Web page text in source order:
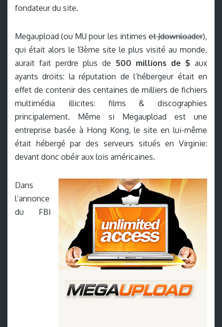
fondateur du site.
Megaupload (ou MU pour les intimeset Jdownloader),
qui était alors le 13ème site le plus visité au monde,
aurait fait perdre plus de 500 millions de $ aux
ayants droits: la réputation de l’hébergeur était en
effet de contenir des centaines de milliers de fichiers
multimédia illicites: films & discographies
principalement. Même si Megaupload est une
entreprise basée à Hong Kong, le site en lui-même
était hébergé par des serveurs situés en Virginie:
devant donc obéir aux lois américaines.
Dans
l’annonce
du FBI